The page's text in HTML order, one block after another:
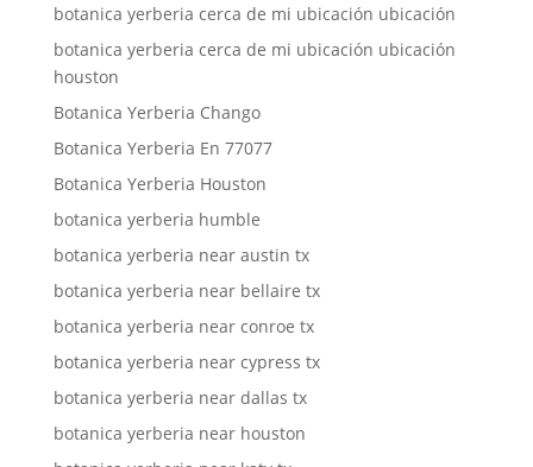
botanica yerberia cerca de mi ubicación ubicación
botanica yerberia cerca de mi ubicación ubicación
houston
Botanica Yerberia Chango
Botanica Yerberia En 77077
Botanica Yerberia Houston
botanica yerberia humble
botanica yerberia near austin tx
botanica yerberia near bellaire tx
botanica yerberia near conroe tx
botanica yerberia near cypress tx
botanica yerberia near dallas tx
botanica yerberia near houston